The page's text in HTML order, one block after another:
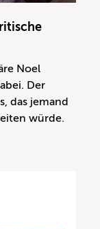
Noel
Der
das jemand
würde.